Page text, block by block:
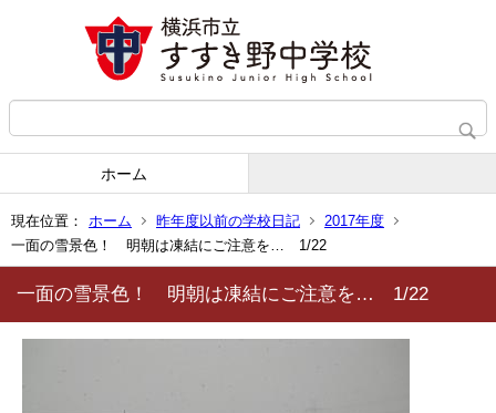
ホーム
現在位置： ホーム 昨年度以前の学校日記
2017年度
一面の雪景色！ 明朝は凍結にご注意を… 1/22
一面の雪景色！ 明朝は凍結にご注意を… 1/22